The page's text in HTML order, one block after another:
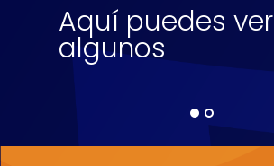
Aquí puedes ver
algunos